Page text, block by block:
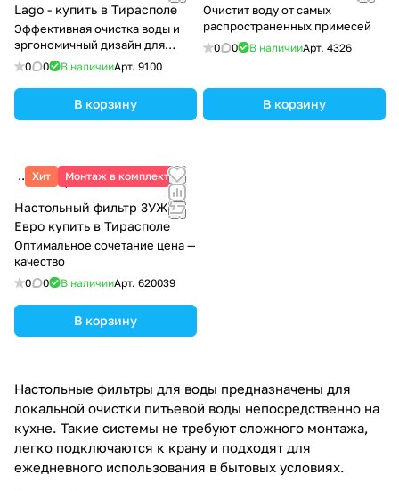
Lago - купить в Тирасполе
Эффективная очистка воды и
эргономичный дизайн для
вашего комфорта.
0 0 В наличииАрт. 9100
В корзину
Очистит воду от самых
распространенных примесей
0 0 В наличииАрт. 4326
В корзину
Хит Монтаж в комплекте
970 ₽/шт
Настольный фильтр 3УЖ
Евро купить в Тирасполе
Оптимальное сочетание цена —
качество
0 0 В наличииАрт. 620039
В корзину
Настольные фильтры для воды предназначены для
локальной очистки питьевой воды непосредственно на
кухне. Такие системы не требуют сложного монтажа,
легко подключаются к крану и подходят для
ежедневного использования в бытовых условиях.